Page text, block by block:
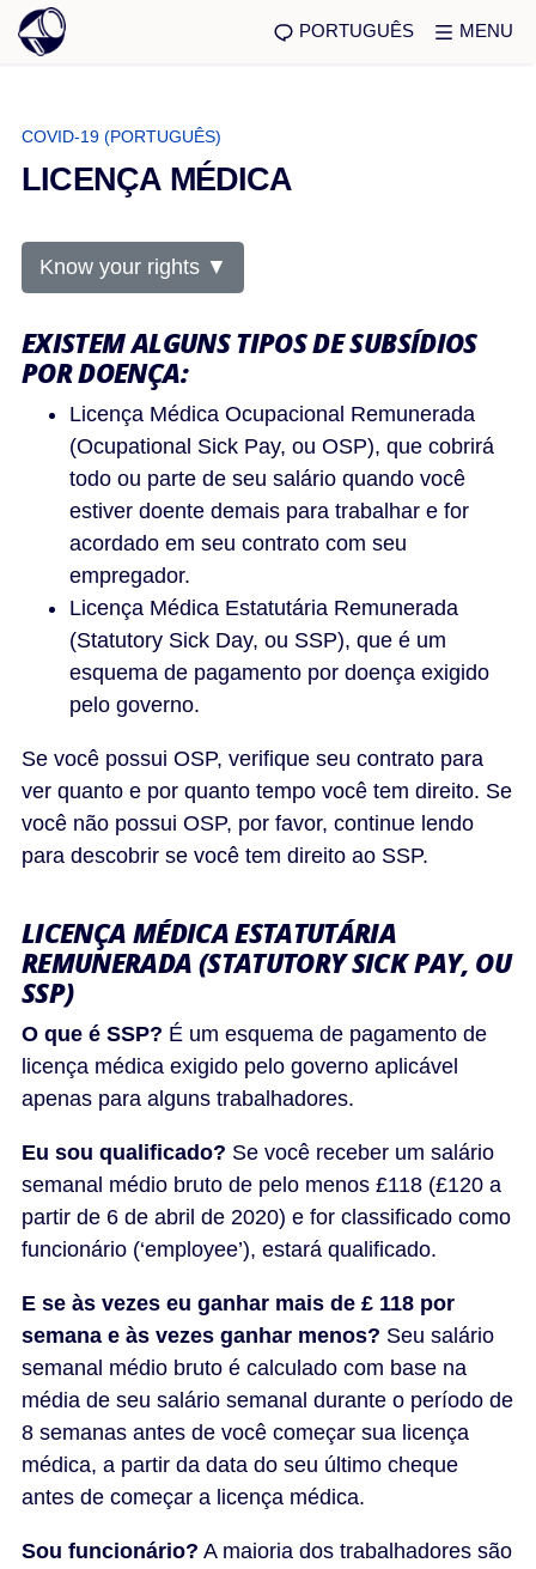
PORTUGUÊS MENU
COVID-19 (PORTUGUÊS)
LICENÇA MÉDICA
Know your rights ▼
EXISTEM ALGUNS TIPOS DE SUBSÍDIOS
POR DOENÇA:
Licença Médica Ocupacional Remunerada
(Ocupational Sick Pay, ou OSP), que cobrirá
todo ou parte de seu salário quando você
estiver doente demais para trabalhar e for
acordado em seu contrato com seu
empregador.
Licença Médica Estatutária Remunerada
(Statutory Sick Day, ou SSP), que é um
esquema de pagamento por doença exigido
pelo governo.
Se você possui OSP, verifique seu contrato para
ver quanto e por quanto tempo você tem direito. Se
você não possui OSP, por favor, continue lendo
para descobrir se você tem direito ao SSP.
LICENÇA MÉDICA ESTATUTÁRIA
REMUNERADA (STATUTORY SICK PAY, OU
SSP)
O que é SSP? É um esquema de pagamento de
licença médica exigido pelo governo aplicável
apenas para alguns trabalhadores.
Eu sou qualificado? Se você receber um salário
semanal médio bruto de pelo menos £118 (£120 a
partir de 6 de abril de 2020) e for classificado como
funcionário (‘employee’), estará qualificado.
E se às vezes eu ganhar mais de £ 118 por
semana e às vezes ganhar menos? Seu salário
semanal médio bruto é calculado com base na
média de seu salário semanal durante o período de
8 semanas antes de você começar sua licença
médica, a partir da data do seu último cheque
antes de começar a licença médica.
Sou funcionário? A maioria dos trabalhadores são